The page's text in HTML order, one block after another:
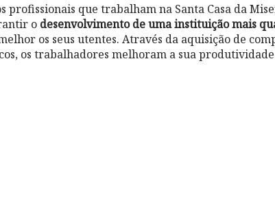
profissionais que trabalham na Santa Casa da
o desenvolvimento de uma instituição mais
os seus utentes. Através da aquisição de
os trabalhadores melhoram a sua